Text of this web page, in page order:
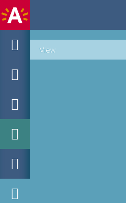
View